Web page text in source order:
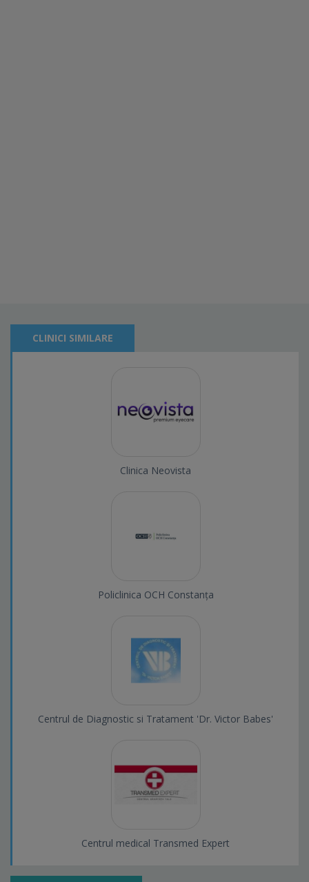
CLINICI SIMILARE
Clinica Neovista
Policlinica OCH Constanța
Centrul de Diagnostic si Tratament 'Dr. Victor Babes'
Centrul medical Transmed Expert